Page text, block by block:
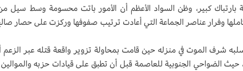
بارتباك كبير، وظن السواد الأعظم أن الأمور باتت محسومة وسط سيل من
وفرار عناصر الجماعة التي أعادت ترتيب صفوفها وركزت على حصار
شرف الموت في منزله حين قامت بمحاولة تزوير واقعة قتله عبر الزعم
الضواحي الجنوبية للعاصمة قبل أن تطبق على قيادات حزبه والموالين